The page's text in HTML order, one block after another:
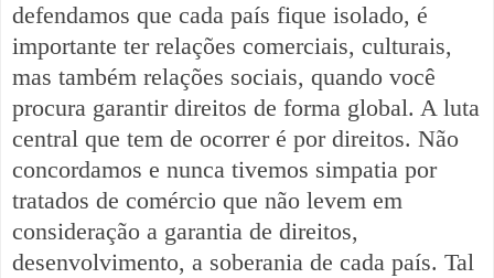
defendamos que cada país fique isolado, é
importante ter relações comerciais, culturais,
mas também relações sociais, quando você
procura garantir direitos de forma global. A luta
central que tem de ocorrer é por direitos. Não
concordamos e nunca tivemos simpatia por
tratados de comércio que não levem em
consideração a garantia de direitos,
desenvolvimento, a soberania de cada país. Tal